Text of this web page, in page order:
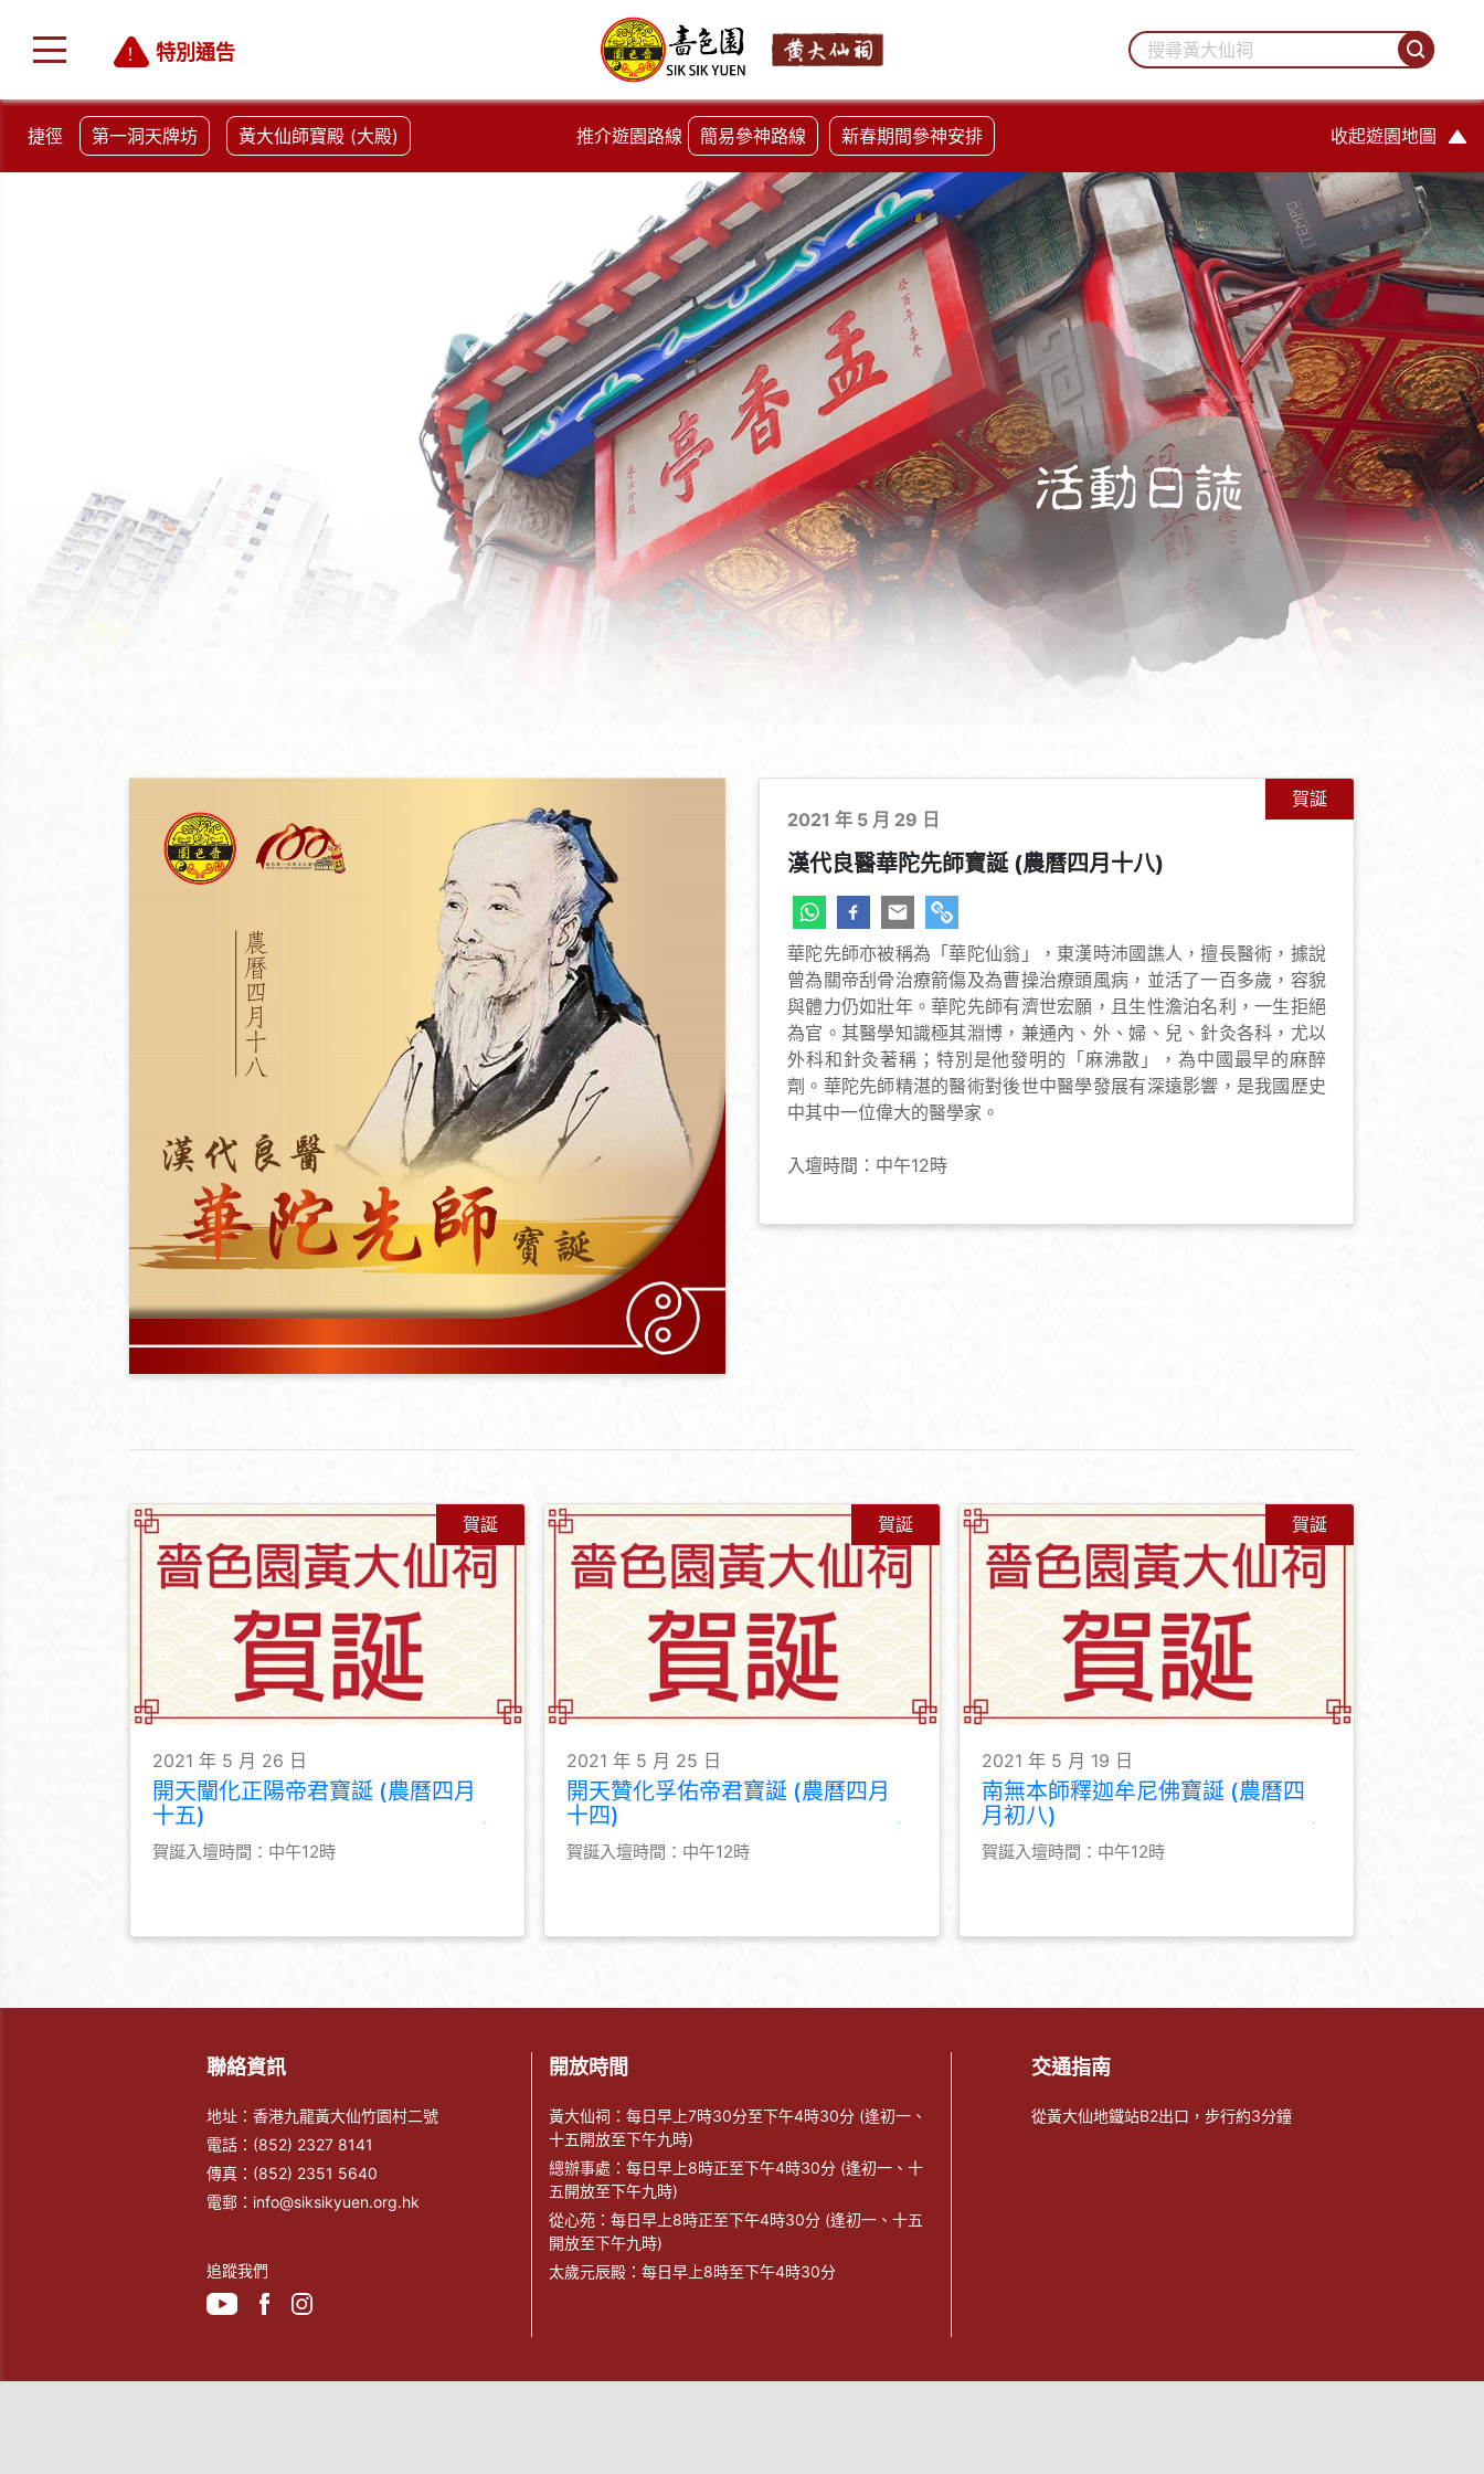
特別通告
捷徑 第一洞天牌坊 黃大仙師寶殿 (大殿) 推介遊園路線 簡易參神路線 新春期間參神安排 收起遊園地圖
活動日誌
賀誕
2021 年 5 月 29 日
漢代良醫華陀先師寶誕 (農曆四月十八)
華陀先師亦被稱為「華陀仙翁」，東漢時沛國譙人，擅長醫術，據說
曾為關帝刮骨治療箭傷及為曹操治療頭風病，並活了一百多歲，容貌
與體力仍如壯年。華陀先師有濟世宏願，且生性澹泊名利，一生拒絕
為官。其醫學知識極其淵博，兼通內、外、婦、兒、針灸各科，尤以
外科和針灸著稱；特別是他發明的「麻沸散」，為中國最早的麻醉
劑。華陀先師精湛的醫術對後世中醫學發展有深遠影響，是我國歷史
中其中一位偉大的醫學家。
入壇時間：中午12時
賀誕
2021 年 5 月 26 日
開天闡化正陽帝君寶誕 (農曆四月
十五)
賀誕入壇時間：中午12時
賀誕
2021 年 5 月 25 日
開天贊化孚佑帝君寶誕 (農曆四月
十四)
賀誕入壇時間：中午12時
賀誕
2021 年 5 月 19 日
南無本師釋迦牟尼佛寶誕 (農曆四
月初八)
賀誕入壇時間：中午12時
聯絡資訊
地址：香港九龍黃大仙竹園村二號
電話： (852) 2327 8141
傳真： (852) 2351 5640
電郵： info@siksikyuen.org.hk
追蹤我們
開放時間
黃大仙祠：每日早上7時30分至下午4時30分 (逢初一、
十五開放至下午九時)
總辦事處：每日早上8時正至下午4時30分 (逢初一、十
五開放至下午九時)
從心苑：每日早上8時正至下午4時30分 (逢初一、十五
開放至下午九時)
太歲元辰殿：每日早上8時至下午4時30分
交通指南
從黃大仙地鐵站B2出口，步行約3分鐘